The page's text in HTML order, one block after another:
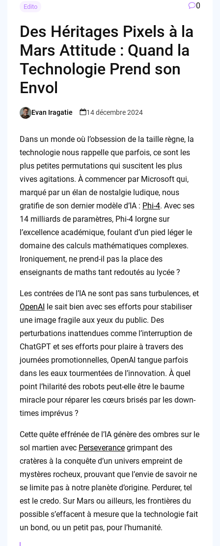
Edito 0
Des Héritages Pixels à la
Mars Attitude : Quand la
Technologie Prend son
Envol
Posted
Evan Iragatie 14 décembre 2024
Dans un monde où l’obsession de la taille règne, la
technologie nous rappelle que parfois, ce sont les
plus petites permutations qui suscitent les plus
vives agitations. À commencer par Microsoft qui,
marqué par un élan de nostalgie ludique, nous
gratifie de son dernier modèle d’IA : Phi-4. Avec ses
14 milliards de paramètres, Phi-4 lorgne sur
l’excellence académique, foulant d’un pied léger le
domaine des calculs mathématiques complexes.
Ironiquement, ne prend-il pas la place des
enseignants de maths tant redoutés au lycée ?
Les contrées de l’IA ne sont pas sans turbulences, et
OpenAI le sait bien avec ses efforts pour stabiliser
une image fragile aux yeux du public. Des
perturbations inattendues comme l’interruption de
ChatGPT et ses efforts pour plaire à travers des
journées promotionnelles, OpenAI tangue parfois
dans les eaux tourmentées de l’innovation. À quel
point l’hilarité des robots peut-elle être le baume
miracle pour réparer les cœurs brisés par les down-
times imprévus ?
Cette quête effrénée de l’IA génère des ombres sur le
sol martien avec Perseverancegrimpant des
cratères à la conquête d’un univers empreint de
mystères rocheux, prouvant que l’envie de savoir ne
se limite pas à notre planète d’origine. Perdurer, tel
est le credo. Sur Mars ou ailleurs, les frontières du
possible s’effacent à mesure que la technologie fait
un bond, ou un petit pas, pour l’humanité.